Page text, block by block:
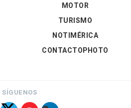
MOTOR
TURISMO
NOTIMÉRICA
CONTACTOPHOTO
SÍGUENOS